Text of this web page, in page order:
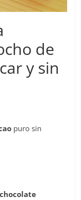
de
y sin
puro sin
chocolate